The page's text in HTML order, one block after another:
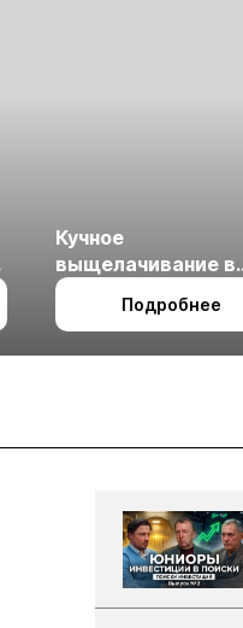
Кучное
выщелачивание в
холодном климате
Подробнее